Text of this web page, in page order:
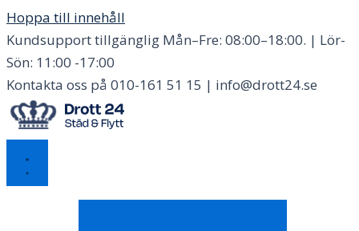
Hoppa till innehåll
Kundsupport tillgänglig Mån–Fre: 08:00–18:00. | Lör-
Sön: 11:00 -17:00
Kontakta oss på 010-161 51 15 | info@drott24.se